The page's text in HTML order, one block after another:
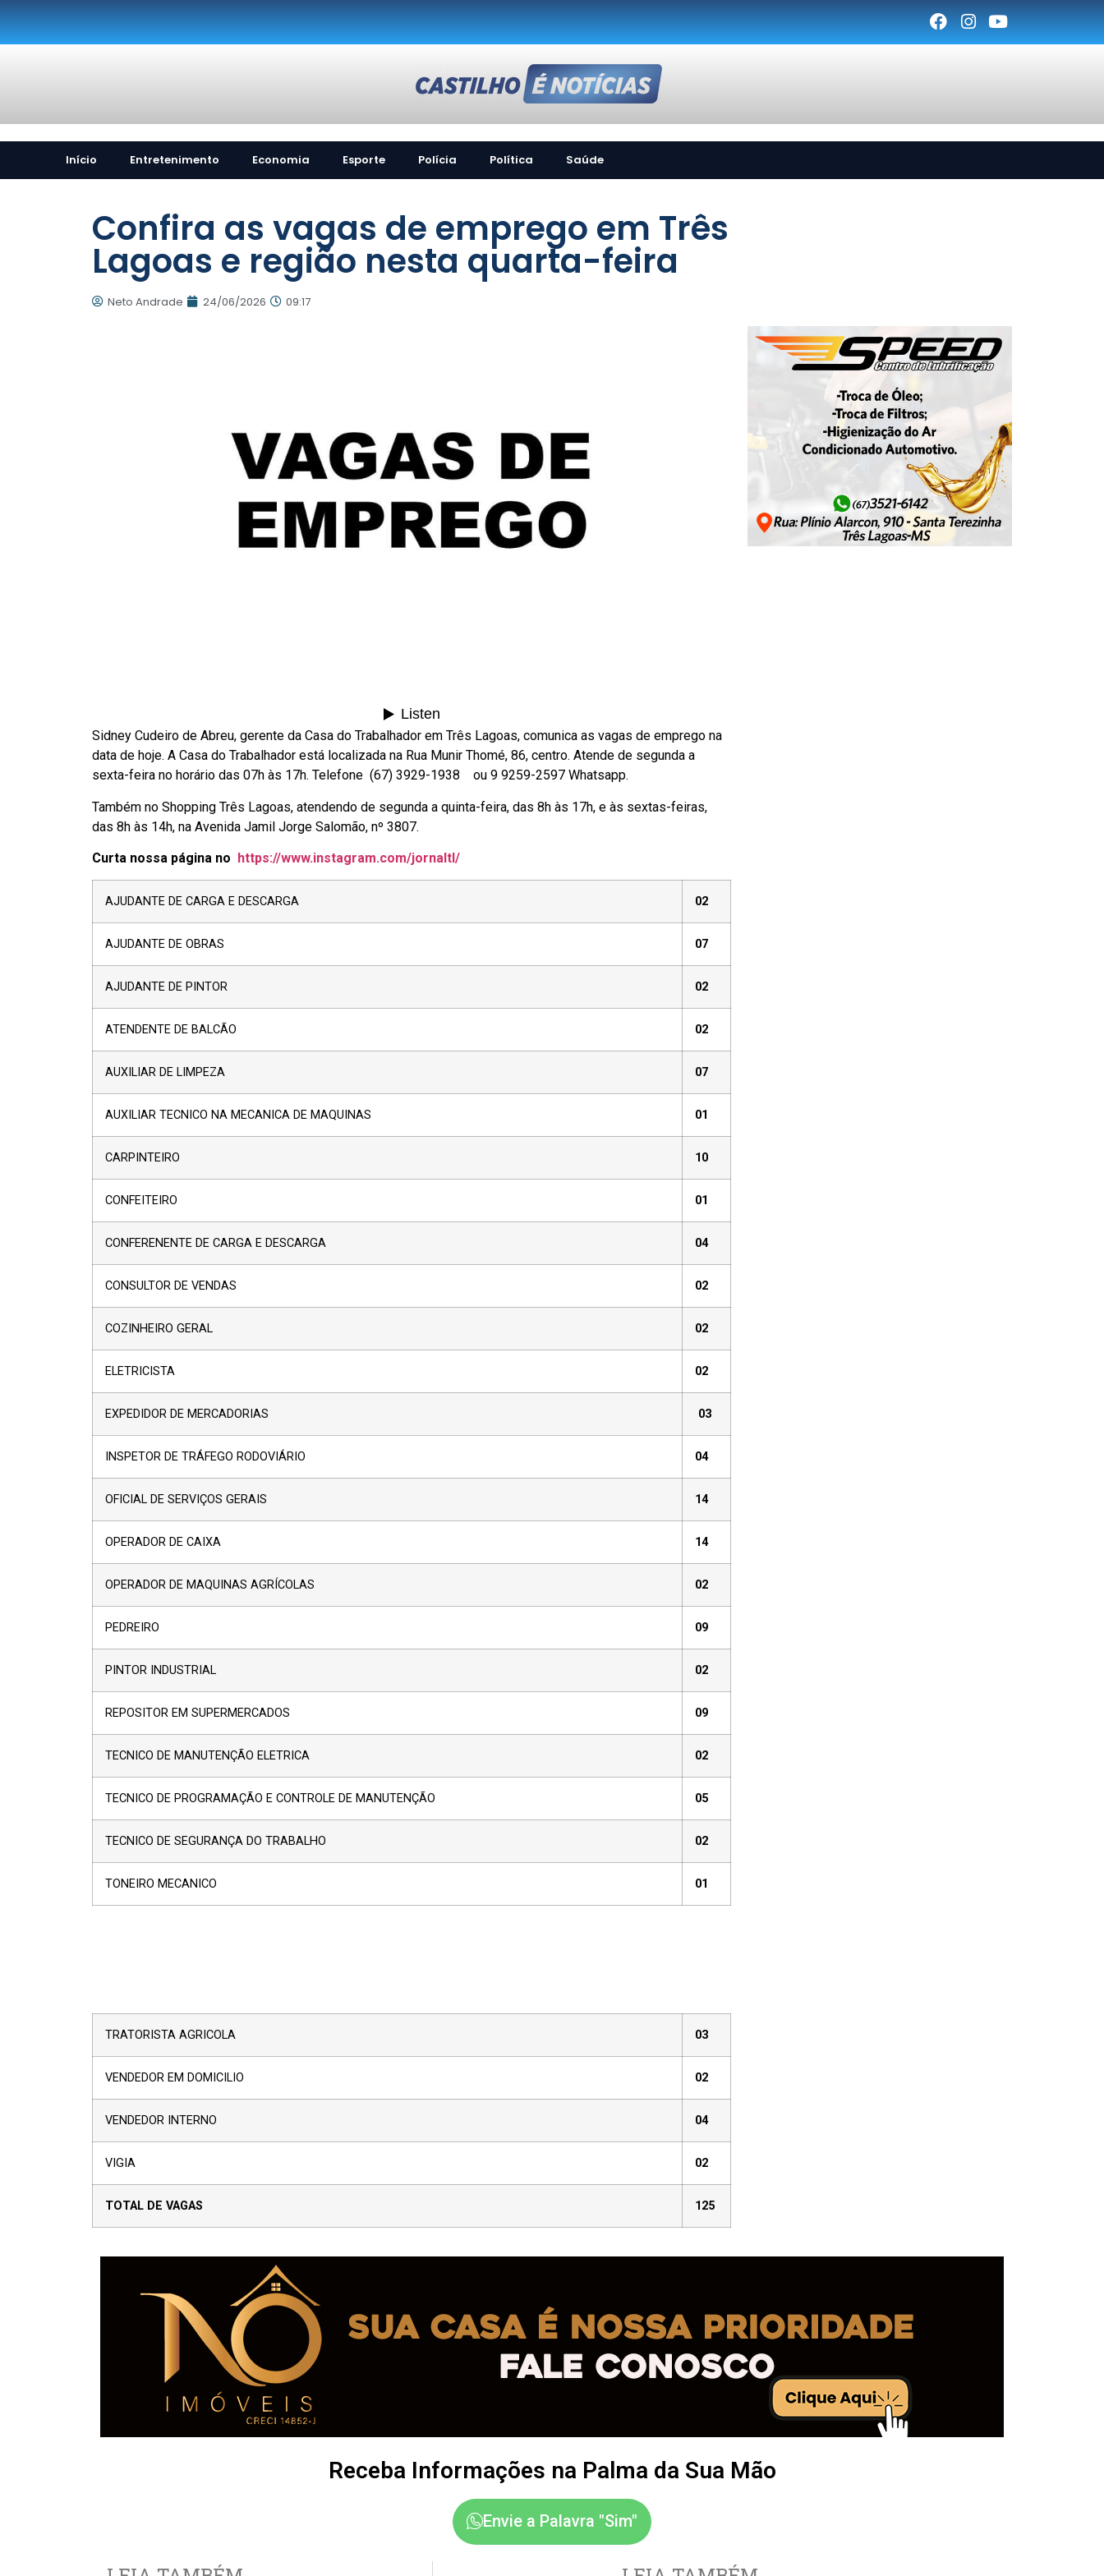
Início Entretenimento Economia Esporte Polícia Política Saúde
Confira as vagas de emprego em Três
Lagoas e região nesta quarta-feira
Neto Andrade 24/06/2026 09:17
Sidney Cudeiro de Abreu, gerente da Casa do Trabalhador em Três Lagoas, comunica as vagas de emprego na
data de hoje. A Casa do Trabalhador está localizada na Rua Munir Thomé, 86, centro. Atende de segunda a
sexta-feira no horário das 07h às 17h. Telefone (67) 3929-1938 ou 9 9259-2597 Whatsapp.
Também no Shopping Três Lagoas, atendendo de segunda a quinta-feira, das 8h às 17h, e às sextas-feiras,
das 8h às 14h, na Avenida Jamil Jorge Salomão, nº 3807.
Curta nossa página no https://www.instagram.com/jornaltl/
AJUDANTE DE CARGA E DESCARGA 02
AJUDANTE DE OBRAS 07
AJUDANTE DE PINTOR 02
ATENDENTE DE BALCÃO 02
AUXILIAR DE LIMPEZA 07
AUXILIAR TECNICO NA MECANICA DE MAQUINAS 01
CARPINTEIRO 10
CONFEITEIRO 01
CONFERENENTE DE CARGA E DESCARGA 04
CONSULTOR DE VENDAS 02
COZINHEIRO GERAL 02
ELETRICISTA 02
EXPEDIDOR DE MERCADORIAS 03
INSPETOR DE TRÁFEGO RODOVIÁRIO 04
OFICIAL DE SERVIÇOS GERAIS 14
OPERADOR DE CAIXA 14
OPERADOR DE MAQUINAS AGRÍCOLAS 02
PEDREIRO 09
PINTOR INDUSTRIAL 02
REPOSITOR EM SUPERMERCADOS 09
TECNICO DE MANUTENÇÃO ELETRICA 02
TECNICO DE PROGRAMAÇÃO E CONTROLE DE MANUTENÇÃO 05
TECNICO DE SEGURANÇA DO TRABALHO 02
TONEIRO MECANICO 01
TRATORISTA AGRICOLA 03
VENDEDOR EM DOMICILIO 02
VENDEDOR INTERNO 04
VIGIA 02
TOTAL DE VAGAS 125
Receba Informações na Palma da Sua Mão
Envie a Palavra "Sim"